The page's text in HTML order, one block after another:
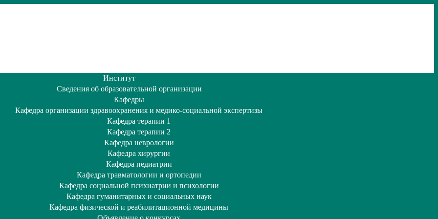
Институт
Сведения об образовательной организации
Кафедры
Кафедра организации здравоохранения и медико-социальной экспертизы
Кафедра терапии 1
Кафедра терапии 2
Кафедра неврологии
Кафедра хирургии
Кафедра педиатрии
Кафедра травматологии и ортопедии
Кафедра социальной психиатрии и психологии
Кафедра гуманитарных и социальных наук
Кафедра физической и реабилитационной медицины